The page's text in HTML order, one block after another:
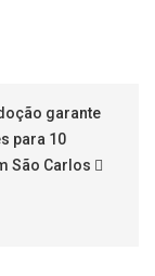
garante
para 10
São Carlos